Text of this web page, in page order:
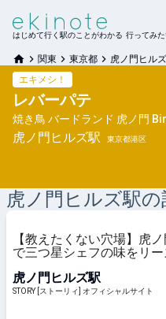
はじめて行く駅のことがわかる 行ってみ
関東 東京都 虎ノ門ヒル
エキメシ！
レバーパテ
焼き鳥 バードランド 虎ノ門
虎ノ門ヒルズ駅 東京都港区
虎ノ門ヒルズ駅の
【教えたくない穴場】虎
で三つ星シェフの味をリー
虎ノ門ヒルズ駅
STORY [ストーリィ] オフィシャルサイト